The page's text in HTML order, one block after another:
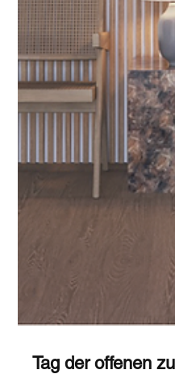
Januar 2025 eröffnet Vela
Studio!